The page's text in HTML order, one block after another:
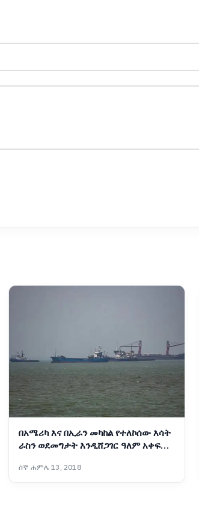
በአሜሪካ እና በኢራን መካከል የተለኮሰው እሳት
ራስን ወደመግታት እንዲሸጋገር ዓለም አቀፍ
ሰኞ ሐምሌ 13, 2018